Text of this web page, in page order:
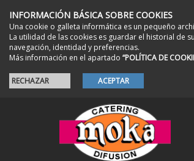
INFORMACIÓN BÁSICA SOBRE COOKIES
Una cookie o galleta informática es un pequeño
La utilidad de las cookies es guardar el historial de
navegación, identidad y preferencias.
Más información en el apartado “POLÍTICA DE
RECHAZAR ACEPTAR